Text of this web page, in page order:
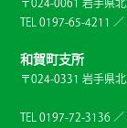
〒024-0061 岩手県
TEL 0197-65-4211
和賀町支所
〒024-0331 岩手県
TEL 0197-72-3136